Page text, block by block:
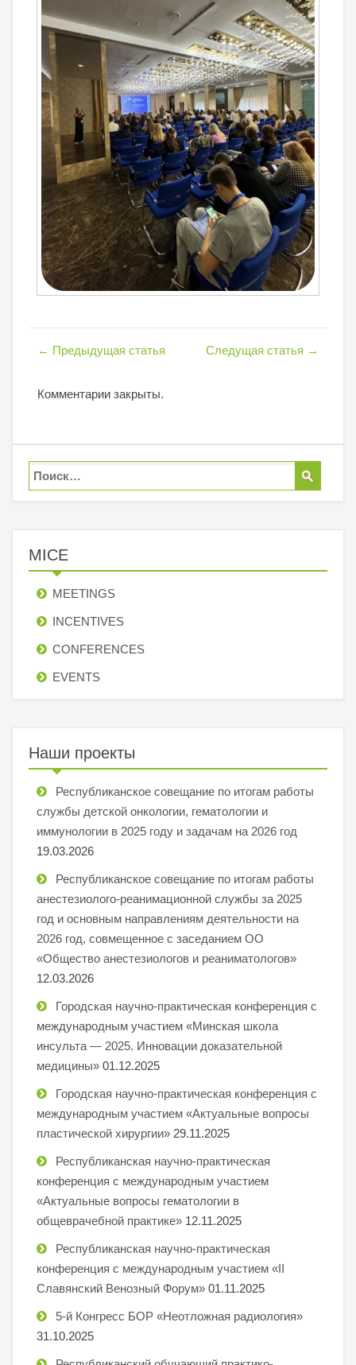
← Предыдущая статья Следущая статья →
Комментарии закрыты.
MICE
MEETINGS
INCENTIVES
СONFERENCES
EVENTS
Наши проекты
Республиканское совещание по итогам работы
службы детской онкологии, гематологии и
иммунологии в 2025 году и задачам на 2026 год
19.03.2026
Республиканское совещание по итогам работы
анестезиолого-реанимационной службы за 2025
год и основным направлениям деятельности на
2026 год, совмещенное с заседанием ОО
«Общество анестезиологов и реаниматологов»
12.03.2026
Городская научно-практическая конференция с
международным участием «Минская школа
инсульта — 2025. Инновации доказательной
медицины» 01.12.2025
Городская научно-практическая конференция с
международным участием «Актуальные вопросы
пластической хирургии» 29.11.2025
Республиканская научно-практическая
конференция с международным участием
«Актуальные вопросы гематологии в
общеврачебной практике» 12.11.2025
Республиканская научно-практическая
конференция с международным участием «II
Славянский Венозный Форум» 01.11.2025
5-й Конгресс БОР «Неотложная радиология»
31.10.2025